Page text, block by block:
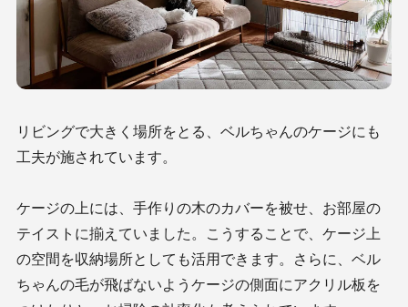
リビングで大きく場所をとる、ベルちゃんのケージにも
工夫が施されています。
ケージの上には、手作りの木のカバーを被せ、お部屋の
テイストに揃えていました。こうすることで、ケージ上
の空間を収納場所としても活用できます。さらに、ベル
ちゃんの毛が飛ばないようケージの側面にアクリル板を